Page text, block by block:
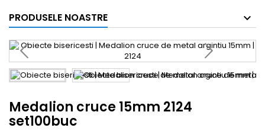
PRODUSELE NOASTRE
Medalion cruce 15mm 2124
set100buc